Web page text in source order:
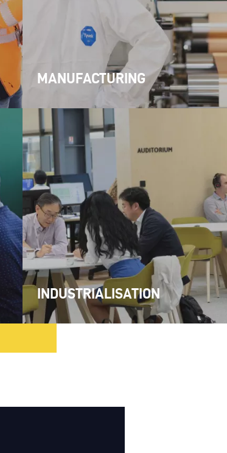
MANUFACTURING
INDUSTRIALISATION